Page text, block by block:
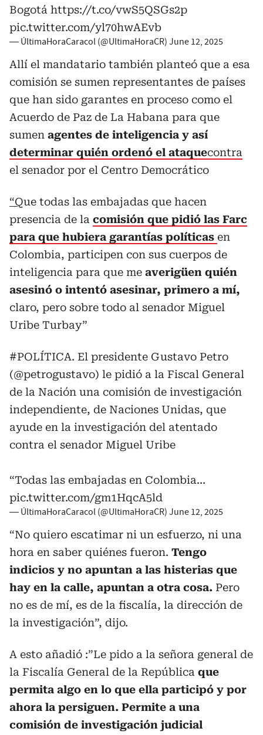
Bogotá https://t.co/vwS5QSGs2p
pic.twitter.com/yl70hwAEvb
— ÚltimaHoraCaracol (@UltimaHoraCR) June 12, 2025
Allí el mandatario también planteó que a esa
comisión se sumen representantes de países
que han sido garantes en proceso como el
Acuerdo de Paz de La Habana para que
sumen agentes de inteligencia y así
determinar quién ordenó el ataquecontra
el senador por el Centro Democrático
“Que todas las embajadas que hacen
presencia de la comisión que pidió las Farc
para que hubiera garantías políticas en
Colombia, participen con sus cuerpos de
inteligencia para que me averigüen quién
asesinó o intentó asesinar, primero a mí,
claro, pero sobre todo al senador Miguel
Uribe Turbay”
#POLÍTICA. El presidente Gustavo Petro
(@petrogustavo) le pidió a la Fiscal General
de la Nación una comisión de investigación
independiente, de Naciones Unidas, que
ayude en la investigación del atentado
contra el senador Miguel Uribe
“Todas las embajadas en Colombia…
pic.twitter.com/gm1HqcA5ld
— ÚltimaHoraCaracol (@UltimaHoraCR) June 12, 2025
“No quiero escatimar ni un esfuerzo, ni una
hora en saber quiénes fueron. Tengo
indicios y no apuntan a las histerias que
hay en la calle, apuntan a otra cosa. Pero
no es de mí, es de la fiscalía, la dirección de
la investigación”, dijo.
A esto añadió :”Le pido a la señora general de
la Fiscalía General de la República que
permita algo en lo que ella participó y por
ahora la persiguen. Permite a una
comisión de investigación judicial